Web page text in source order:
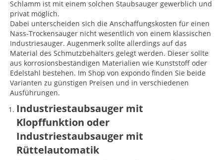
Schlamm ist mit einem solchen Staubsauger gewerblich und
privat möglich.
Dabei unterscheiden sich die Anschaffungskosten für einen
Nass-Trockensauger nicht wesentlich von einem klassischen
Industriesauger. Augenmerk sollte allerdings auf das
Material des Schmutzbehälters gelegt werden. Dieser sollte
aus korrosionsbeständigen Materialien wie Kunststoff oder
Edelstahl bestehen. Im Shop von expondo finden Sie beide
Varianten zu günstigen Preisen und in verschiedenen
Ausführungen.
Industriestaubsauger mit
Klopffunktion oder
Industriestaubsauger mit
Rüttelautomatik